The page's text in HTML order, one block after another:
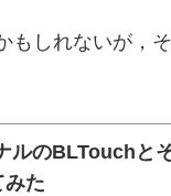
もしれないが，
ルのBLTouchと
た